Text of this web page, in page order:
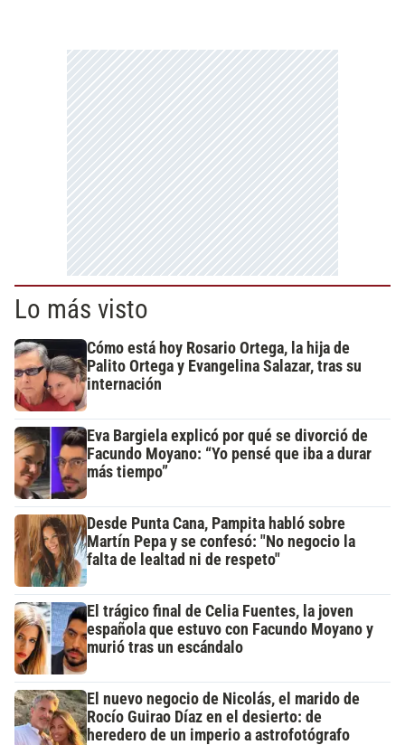
Lo más visto
Cómo está hoy Rosario Ortega, la hija de
Palito Ortega y Evangelina Salazar, tras su
internación
Eva Bargiela explicó por qué se divorció de
Facundo Moyano: “Yo pensé que iba a durar
más tiempo”
Desde Punta Cana, Pampita habló sobre
Martín Pepa y se confesó: "No negocio la
falta de lealtad ni de respeto"
El trágico final de Celia Fuentes, la joven
española que estuvo con Facundo Moyano y
murió tras un escándalo
El nuevo negocio de Nicolás, el marido de
Rocío Guirao Díaz en el desierto: de
heredero de un imperio a astrofotógrafo